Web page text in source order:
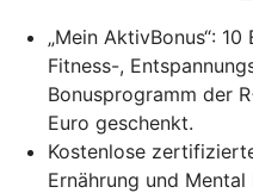
„Mein AktivBonus“:
Fitness-,
Bonusprogramm der
Euro geschenkt.
Kostenlose
Ernährung und Mental